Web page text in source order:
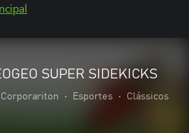
SUPER SIDEKICKS
Corporariton • Esportes • Clássicos